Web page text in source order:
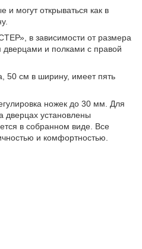
могут открываться как в
в зависимости от размера
и полками с правой
50 см в ширину, имеет пять
ножек до 30 мм. Для
дверцах установлены
в собранном виде. Все
и комфортностью.